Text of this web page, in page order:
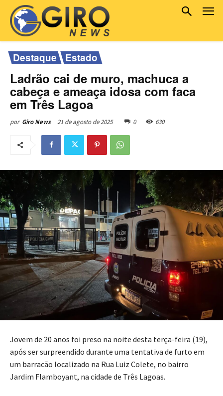
Destaque Estado
Ladrão cai de muro, machuca a
cabeça e ameaça idosa com faca
em Três Lagoa
por Giro News 21 de agosto de 2025 0 630
Jovem de 20 anos foi preso na noite desta terça-feira (19),
após ser surpreendido durante uma tentativa de furto em
um barracão localizado na Rua Luiz Colete, no bairro
Jardim Flamboyant, na cidade de Três Lagoas.